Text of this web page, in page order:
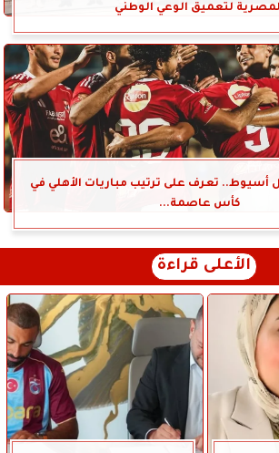
لتعميق الوعي الوطني
أسيوط.. تعرف على ترتيب مباريات الأهلي في
كأس عاصمة...
الأعلى قراءة